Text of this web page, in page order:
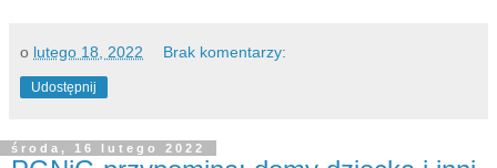
o lutego 18, 2022 Brak komentarzy:
Udostępnij
środa, 16 lutego 2022